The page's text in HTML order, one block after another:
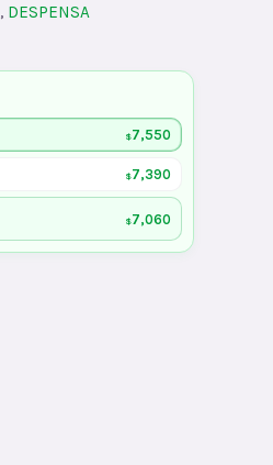
, DESPENSA
$7,550
$7,390
$7,060